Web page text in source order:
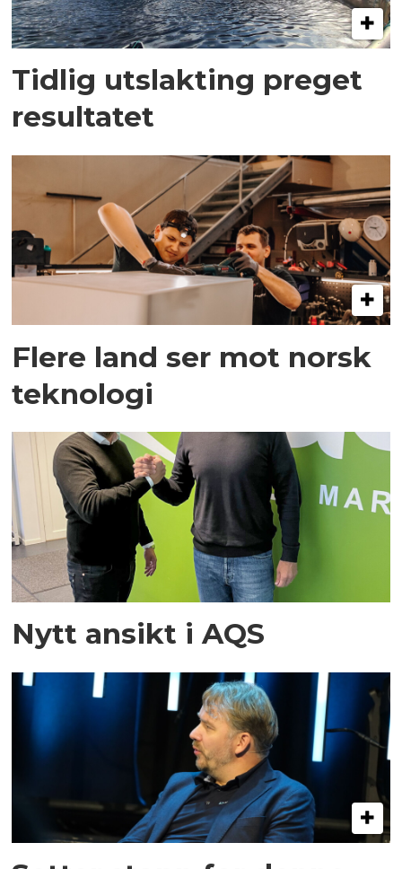
Tidlig utslakting preget
resultatet
Flere land ser mot norsk
teknologi
Nytt ansikt i AQS